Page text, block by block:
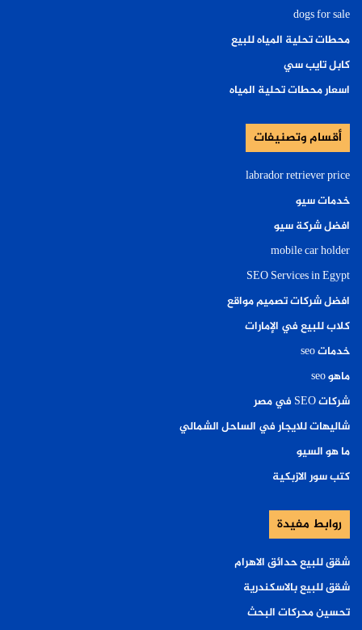
dogs for sale
محطات تحلية المياه للبيع
كابل تايب سي
اسعار محطات تحلية المياه
أقسام وتصنيفات
labrador retriever price
خدمات سيو
افضل شركة سيو
mobile car holder
SEO Services in Egypt
افضل شركات تصميم مواقع
كلاب للبيع في الإمارات
خدمات seo
ماهو seo
شركات SEO في مصر
شاليهات للايجار في الساحل الشمالي
ما هو السيو
كتب سور الازبكية
روابط مفيدة
شقق للبيع حدائق الاهرام
شقق للبيع بالاسكندرية
تحسين محركات البحث